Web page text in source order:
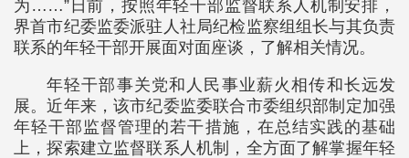
为……”日前，按照年轻干部监督联系人机制安排，
界首市纪委监委派驻人社局纪检监察组组长与其负责
联系的年轻干部开展面对面座谈，了解相关情况。
年轻干部事关党和人民事业薪火相传和长远发
展。近年来，该市纪委监委联合市委组织部制定加强
年轻干部监督管理的若干措施，在总结实践的基础
上，探索建立监督联系人机制，全方面了解掌握年轻